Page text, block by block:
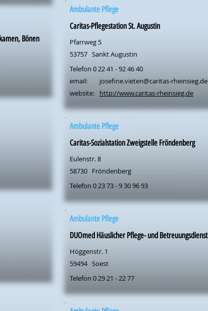
Bönen
Ambulante Pflege
Caritas-Pflegestation St. Augustin
Pfarrweg 5
53757 Sankt Augustin
Telefon 0 22 41 - 92 46 40
email:
website:
josefine.vieten@caritas-rheinsieg.de
http://www.caritas-rheinsieg.de
Ambulante Pflege
Caritas-Sozialstation Zweigstelle Fröndenberg
Eulenstr. 8
58730 Fröndenberg
Telefon 0 23 73 - 9 30 96 93
Ambulante Pflege
DUOmed Häuslicher Pflege- und Betreuungsdienst
Höggenstr. 1
59494 Soest
Telefon 0 29 21 - 22 77